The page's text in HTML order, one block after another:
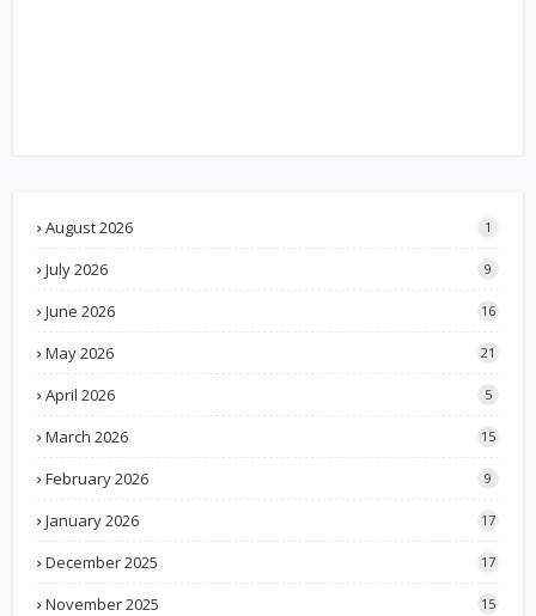
August 2026 1
July 2026 9
June 2026 16
May 2026 21
April 2026 5
March 2026 15
February 2026 9
January 2026 17
December 2025 17
November 2025 15